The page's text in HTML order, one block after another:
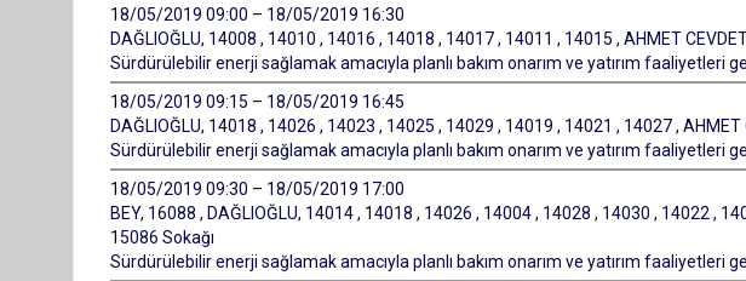
18/05/2019 09:00 – 18/05/2019 16:30
DAĞLIOĞLU, 14008 , 14010 , 14016 , 14018 , 14017 , 14011 , 14015 , AHMET
Sürdürülebilir enerji sağlamak amacıyla planlı bakım onarım ve yatırım faaliyetleri
18/05/2019 09:15 – 18/05/2019 16:45
DAĞLIOĞLU, 14018 , 14026 , 14023 , 14025 , 14029 , 14019 , 14021 , 14027 , AHMET
Sürdürülebilir enerji sağlamak amacıyla planlı bakım onarım ve yatırım faaliyetleri
18/05/2019 09:30 – 18/05/2019 17:00
BEY, 16088 , DAĞLIOĞLU, 14014 , 14018 , 14026 , 14004 , 14028 , 14030 , 14022 ,
15086 Sokağı
Sürdürülebilir enerji sağlamak amacıyla planlı bakım onarım ve yatırım faaliyetleri